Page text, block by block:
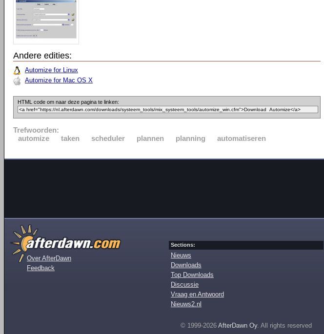
Andere edities:
Automize for Linux
Automize for Mac OS X
HTML code om naar deze pagina te linken:
Trefwoorden:
automize
taken scheduler plannen planning automatiseren
Over AfterDawn
Feedback
Sections:
Nieuws
Downloads
Top Downloads
Discussie
Vraag en Antwoord
Nieuws2.nl
© 1999-2026 AfterDawn Oy. All rights reserved